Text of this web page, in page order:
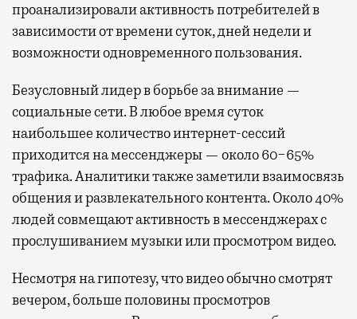
проанализировали активность потребителей в
зависимости от времени суток, дней недели и
возможности одновременного пользования.
Безусловный лидер в борьбе за внимание —
социальные сети. В любое время суток
наибольшее количество интернет-сессий
приходится на мессенджеры — около 60−65%
трафика. Аналитики также заметили взаимосвязь
общения и развлекательного контента. Около 40%
людей совмещают активность в мессенджерах с
прослушиванием музыки или просмотром видео.
Несмотря на гипотезу, что видео обычно смотрят
вечером, больше половины просмотров